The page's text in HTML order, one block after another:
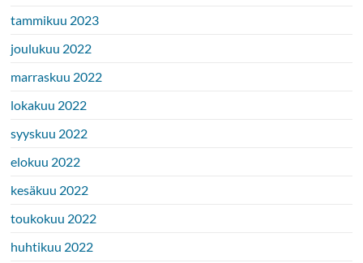
tammikuu 2023
joulukuu 2022
marraskuu 2022
lokakuu 2022
syyskuu 2022
elokuu 2022
kesäkuu 2022
toukokuu 2022
huhtikuu 2022